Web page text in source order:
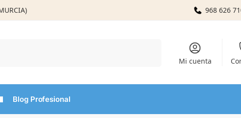
968 626
Mi cuenta
Blog Profesional